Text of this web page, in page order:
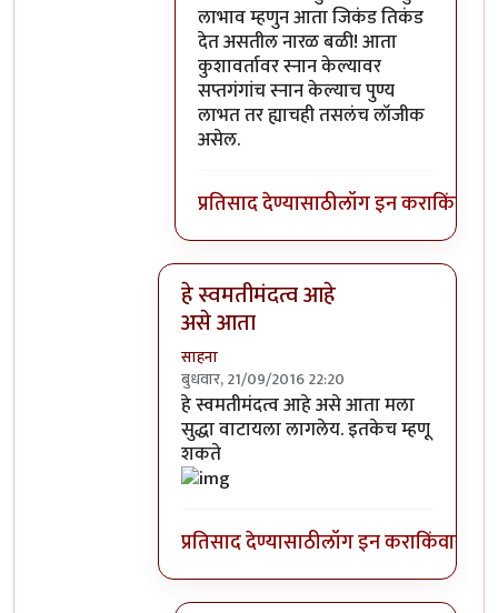
लाभाव म्हणुन आता जिकंड तिकंड
देत असतील नारळ बळी! आता
कुशावर्तावर स्नान केल्यावर
सप्तगंगांच स्नान केल्याच पुण्य
लाभत तर ह्याचही तसलंच लॉजीक
असेल.
प्रतिसाद देण्यासाठीलॉग इन कराकिंवा
हे स्वमतीमंदत्व आहे
असे आता
साहना
बुधवार, 21/09/2016 22:20
In reply toआत्मबंधवाल्यानी `कोहळा म्हणजे
हे स्वमतीमंदत्व आहे असे आता मला
सुद्धा वाटायला लागलेय. इतकेच म्हणू
शकते
प्रतिसाद देण्यासाठीलॉग इन कराकिंवा